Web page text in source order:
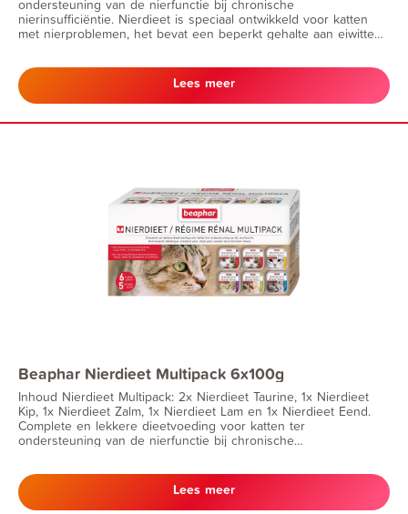
ondersteuning van de nierfunctie bij chronische
nierinsufficiëntie. Nierdieet is speciaal ontwikkeld voor katten
met nierproblemen, het bevat een beperkt gehalte aan eiwitten
Lees meer
Beaphar Nierdieet Multipack 6x100g
Inhoud Nierdieet Multipack: 2x Nierdieet Taurine, 1x Nierdieet
Kip, 1x Nierdieet Zalm, 1x Nierdieet Lam en 1x Nierdieet Eend.
Complete en lekkere dieetvoeding voor katten ter
ondersteuning van de nierfunctie bij chronische
en een laag fosforgehalte.
Lees meer